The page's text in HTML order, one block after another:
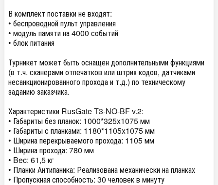
В комплект поставки не входят:
• беспроводной пульт управления
• модуль памяти на 4000 событий
• блок питания
Турникет может быть оснащен дополнительными функциями
(в т.ч. сканерами отпечатков или штрих кодов, датчиками
несанкционированного прохода и т.д.) по техническому
заданию заказчика.
Характеристики RusGate T3-NO-BF v.2:
• Габариты без планок: 1000*325x1075 мм
• Габариты с планками: 1180*1105x1075 мм
• Ширина перекрываемого прохода: 1105 мм
• Ширина прохода: 780 мм
• Bec: 61,5 кг
• Планки Антипаника: Реализована механически на планках
• Пропускная способность: 30 человек в минуту